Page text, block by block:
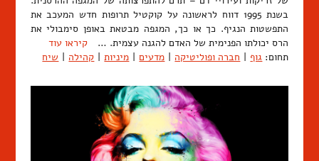
בשנת 1995 דווח לראשונה על קוקטיל תרופות חדש המעכב את
התפשטות הנגיף. כך או כך, המגפה מבטאת באופן סימבולי את
הרס יכולתו הפנימית של האדם להגנה עצמית. … קיראו עוד
תחום: גוף | חברה ופוליטיקה | מדעים | מיניות | קהילה | שיח